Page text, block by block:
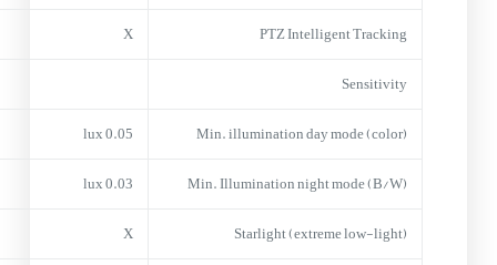
PTZ Intelligent Tracking
X
Sensitivity
Min. illumination day mode (color)
0.05 lux
Min. Illumination night mode (B/W)
0.03 lux
Starlight (extreme low-light)
X